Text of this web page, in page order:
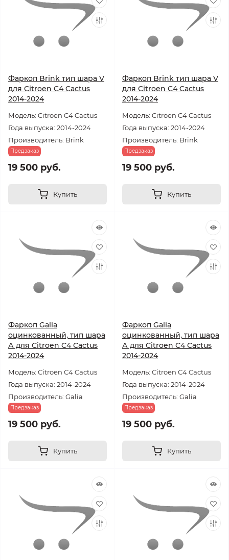
Фаркоп Brink тип шара V
для Citroen C4 Cactus
2014-2024
Модель: Citroen C4 Cactus
Года выпуска: 2014-2024
Производитель: Brink
Предзаказ
19 500 руб.
Купить
Фаркоп Brink тип шара V
для Citroen C4 Cactus
2014-2024
Модель: Citroen C4 Cactus
Года выпуска: 2014-2024
Производитель: Brink
Предзаказ
19 500 руб.
Купить
Фаркоп Galia
оцинкованный, тип шара
А для Citroen C4 Cactus
2014-2024
Модель: Citroen C4 Cactus
Года выпуска: 2014-2024
Производитель: Galia
Предзаказ
19 500 руб.
Купить
Фаркоп Galia
оцинкованный, тип шара
А для Citroen C4 Cactus
2014-2024
Модель: Citroen C4 Cactus
Года выпуска: 2014-2024
Производитель: Galia
Предзаказ
19 500 руб.
Купить